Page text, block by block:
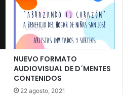
NUEVO FORMATO
AUDIOVISUAL DE D´MENTES
CONTENIDOS
22 agosto, 2021